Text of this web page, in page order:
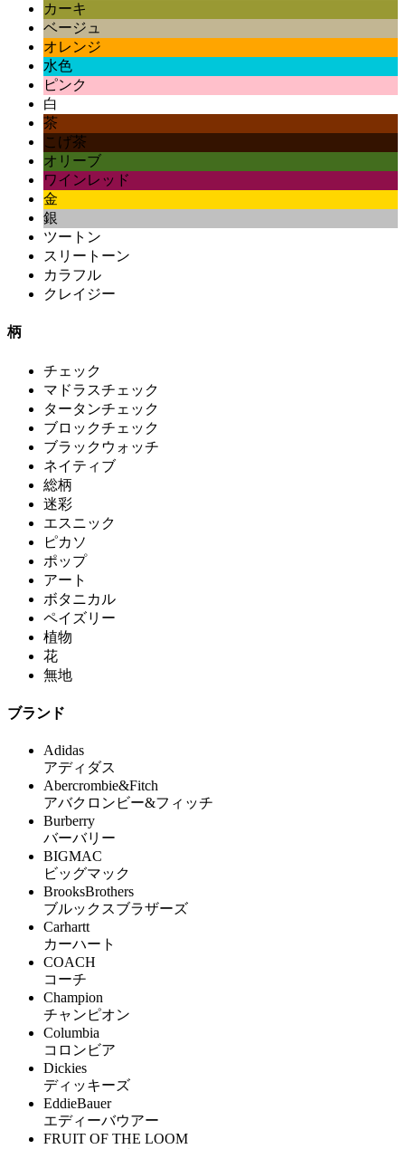
カーキ
ベージュ
オレンジ
水色
ピンク
白
茶
こげ茶
オリーブ
ワインレッド
金
銀
ツートン
スリートーン
カラフル
クレイジー
柄
チェック
マドラスチェック
タータンチェック
ブロックチェック
ブラックウォッチ
ネイティブ
総柄
迷彩
エスニック
ピカソ
ポップ
アート
ボタニカル
ペイズリー
植物
花
無地
ブランド
Adidas
アディダス
Abercrombie&Fitch
アバクロンビー&フィッチ
Burberry
バーバリー
BIGMAC
ビッグマック
BrooksBrothers
ブルックスブラザーズ
Carhartt
カーハート
COACH
コーチ
Champion
チャンピオン
Columbia
コロンビア
Dickies
ディッキーズ
EddieBauer
エディーバウアー
FRUIT OF THE LOOM